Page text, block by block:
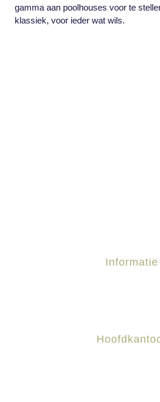
gamma aan poolhouses voor te
klassiek, voor ieder wat wils.
Informatie